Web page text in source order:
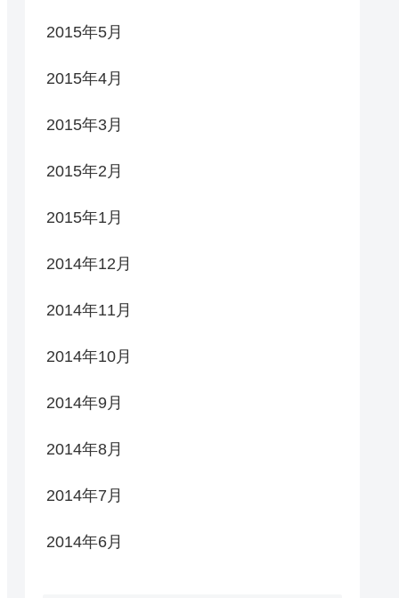
2015年5月
2015年4月
2015年3月
2015年2月
2015年1月
2014年12月
2014年11月
2014年10月
2014年9月
2014年8月
2014年7月
2014年6月